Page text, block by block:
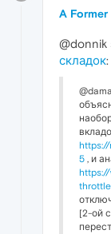
A Former
@donnik
складок:
5 , и
[2-ой